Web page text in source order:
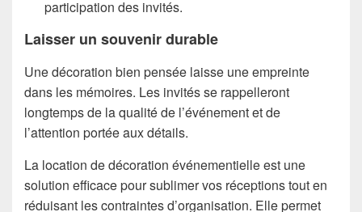
participation des invités.
Laisser un souvenir durable
Une décoration bien pensée laisse une empreinte
dans les mémoires. Les invités se rappelleront
longtemps de la qualité de l’événement et de
l’attention portée aux détails.
La location de décoration événementielle est une
solution efficace pour sublimer vos réceptions tout en
réduisant les contraintes d’organisation. Elle permet